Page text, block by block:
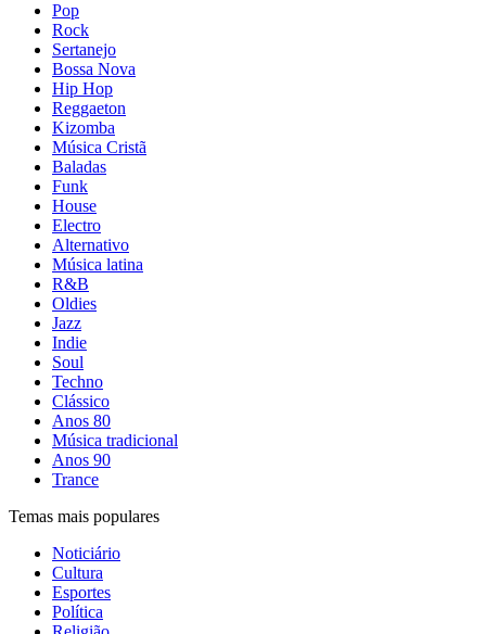
Pop
Rock
Sertanejo
Bossa Nova
Hip Hop
Reggaeton
Kizomba
Música Cristã
Baladas
Funk
House
Electro
Alternativo
Música latina
R&B
Oldies
Jazz
Indie
Soul
Techno
Clássico
Anos 80
Música tradicional
Anos 90
Trance
Temas mais populares
Noticiário
Cultura
Esportes
Política